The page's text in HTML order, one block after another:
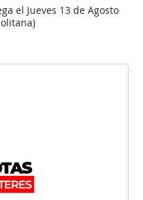
el Jueves 13 de Agosto